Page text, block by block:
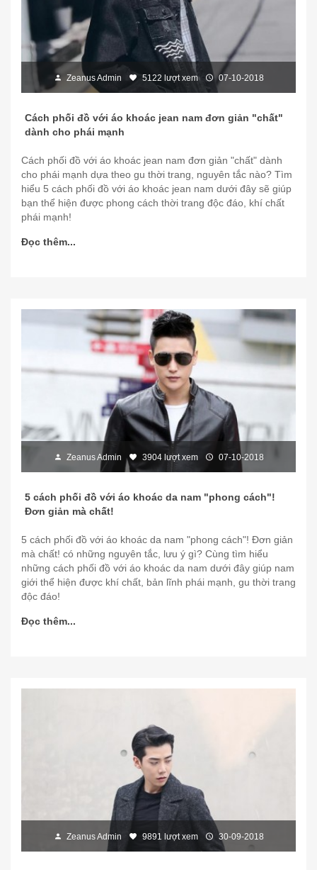
Zeanus Admin 5122 lượt xem 07-10-2018
Cách phối đồ với áo khoác jean nam đơn giản "chất"
dành cho phái mạnh
Cách phối đồ với áo khoác jean nam đơn giản "chất" dành
cho phái mạnh dựa theo gu thời trang, nguyên tắc nào? Tìm
hiểu 5 cách phối đồ với áo khoác jean nam dưới đây sẽ giúp
bạn thể hiện được phong cách thời trang độc đáo, khí chất
phái mạnh!
Đọc thêm...
Zeanus Admin 3904 lượt xem 07-10-2018
5 cách phối đồ với áo khoác da nam "phong cách"!
Đơn giản mà chất!
5 cách phối đồ với áo khoác da nam "phong cách"! Đơn giản
mà chất! có những nguyên tắc, lưu ý gì? Cùng tìm hiểu
những cách phối đồ với áo khoác da nam dưới đây giúp nam
giới thể hiện được khí chất, bản lĩnh phái mạnh, gu thời trang
độc đáo!
Đọc thêm...
Zeanus Admin 9891 lượt xem 30-09-2018